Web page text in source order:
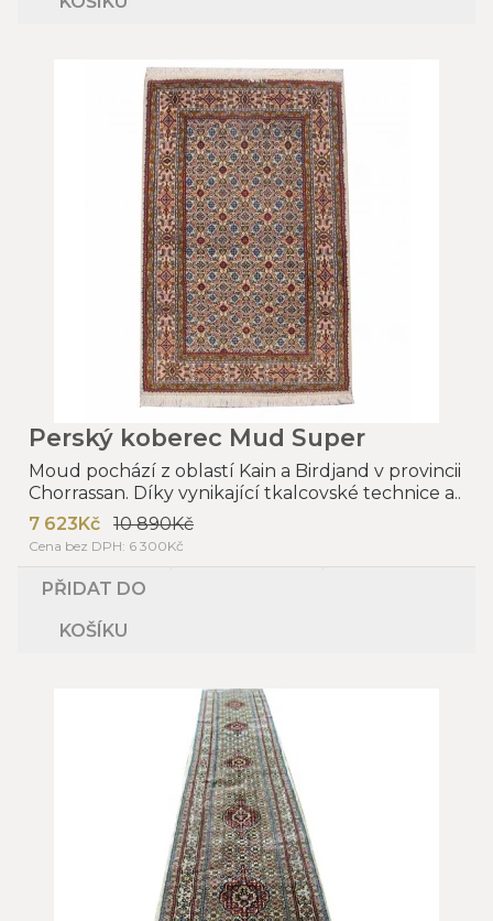
Perský koberec Mud Super
Moud pochází z oblastí Kain a Birdjand v provincii
Chorrassan. Díky vynikající tkalcovské technice a..
7 623Kč
10 890Kč
Cena bez DPH: 6 300Kč
PŘIDAT DO
KOŠÍKU